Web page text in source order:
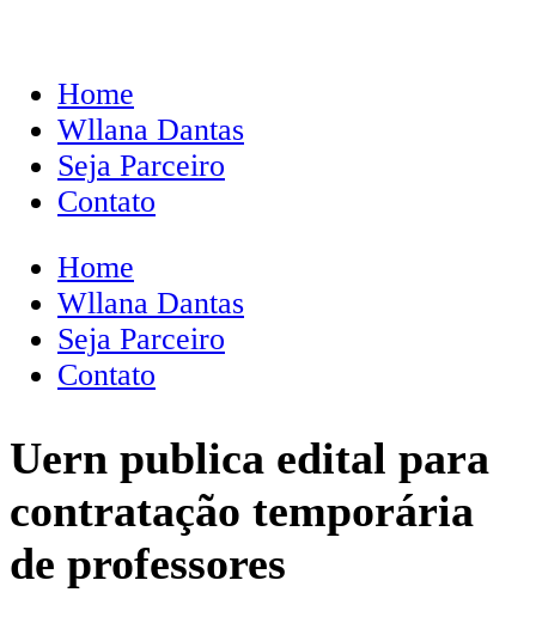
Home
Wllana Dantas
Seja Parceiro
Contato
Home
Wllana Dantas
Seja Parceiro
Contato
Uern publica edital para
contratação temporária
de professores